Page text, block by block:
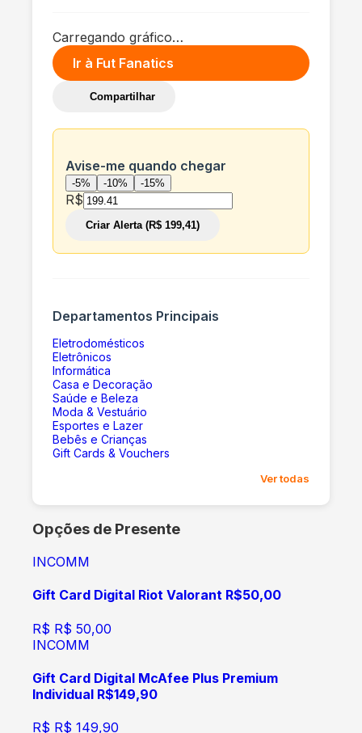
Carregando gráfico…
Ir à Fut Fanatics
Compartilhar
Avise-me quando chegar
-5% -10% -15%
R$
Criar Alerta (R$ 199,41)
Departamentos Principais
Eletrodomésticos
Eletrônicos
Informática
Casa e Decoração
Saúde e Beleza
Moda & Vestuário
Esportes e Lazer
Bebês e Crianças
Gift Cards & Vouchers
Ver todas
Opções de Presente
INCOMM
Gift Card Digital Riot Valorant R$50,00
R$ R$ 50,00
INCOMM
Gift Card Digital McAfee Plus Premium
Individual R$149,90
R$ R$ 149,90